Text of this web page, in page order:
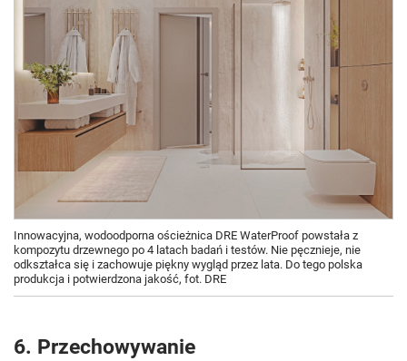
Innowacyjna, wodoodporna ościeżnica DRE WaterProof powstała z
kompozytu drzewnego po 4 latach badań i testów. Nie pęcznieje, nie
odkształca się i zachowuje piękny wygląd przez lata. Do tego polska
produkcja i potwierdzona jakość, fot. DRE
6. Przechowywanie